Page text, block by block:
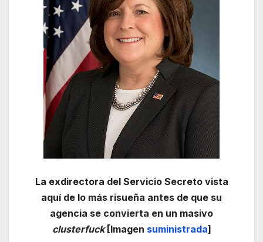
La exdirectora del Servicio Secreto vista
aquí de lo más risueña antes de que su
agencia se convierta en un masivo
clusterfuck[Imagen suministrada]